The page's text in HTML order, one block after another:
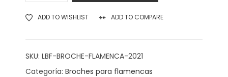
ADD TO WISHLIST ADD TO COMPARE
SKU: LBF-BROCHE-FLAMENCA-2021
Categoría: Broches para flamencas